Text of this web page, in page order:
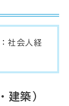
社会人経
建築）